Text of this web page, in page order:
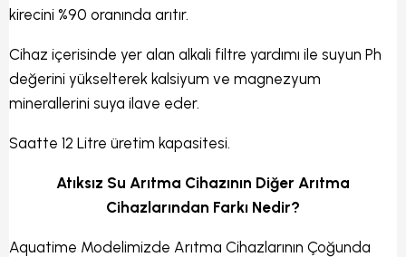
kirecini %90 oranında arıtır.
Cihaz içerisinde yer alan alkali filtre yardımı ile suyun Ph
değerini yükselterek kalsiyum ve magnezyum
minerallerini suya ilave eder.
Saatte 12 Litre üretim kapasitesi.
Atıksız Su Arıtma Cihazının Diğer Arıtma
Cihazlarından Farkı Nedir?
Aquatime Modelimizde Arıtma Cihazlarının Çoğunda